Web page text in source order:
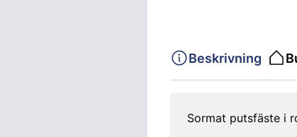
Beskrivning
Sormat putsfäste i